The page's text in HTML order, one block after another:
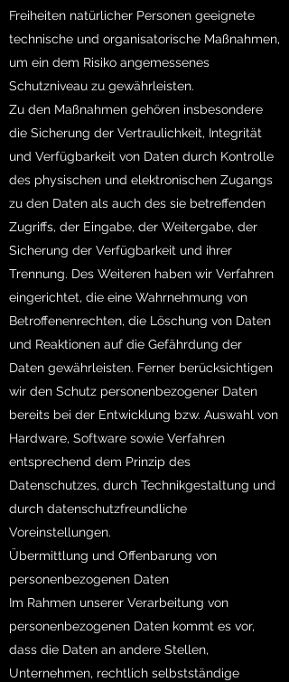
Freiheiten natürlicher Personen geeignete
technische und organisatorische Maßnahmen,
um ein dem Risiko angemessenes
Schutzniveau zu gewährleisten.
Zu den Maßnahmen gehören insbesondere
die Sicherung der Vertraulichkeit, Integrität
und Verfügbarkeit von Daten durch Kontrolle
des physischen und elektronischen Zugangs
zu den Daten als auch des sie betreffenden
Zugriffs, der Eingabe, der Weitergabe, der
Sicherung der Verfügbarkeit und ihrer
Trennung. Des Weiteren haben wir Verfahren
eingerichtet, die eine Wahrnehmung von
Betroffenenrechten, die Löschung von Daten
und Reaktionen auf die Gefährdung der
Daten gewährleisten. Ferner berücksichtigen
wir den Schutz personenbezogener Daten
bereits bei der Entwicklung bzw. Auswahl von
Hardware, Software sowie Verfahren
entsprechend dem Prinzip des
Datenschutzes, durch Technikgestaltung und
durch datenschutzfreundliche
Voreinstellungen.
Übermittlung und Offenbarung von
personenbezogenen Daten
Im Rahmen unserer Verarbeitung von
personenbezogenen Daten kommt es vor,
dass die Daten an andere Stellen,
Unternehmen, rechtlich selbstständige